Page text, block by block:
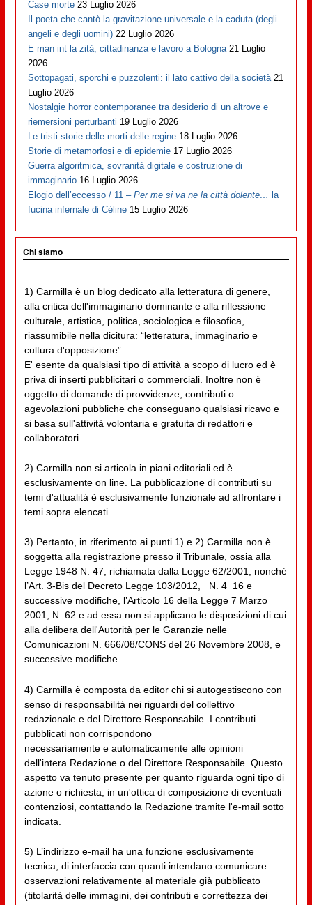
Case morte 23 Luglio 2026
Il poeta che cantò la gravitazione universale e la caduta (degli
angeli e degli uomini) 22 Luglio 2026
E man int la zità, cittadinanza e lavoro a Bologna 21 Luglio
2026
Sottopagati, sporchi e puzzolenti: il lato cattivo della società 21
Luglio 2026
Nostalgie horror contemporanee tra desiderio di un altrove e
riemersioni perturbanti 19 Luglio 2026
Le tristi storie delle morti delle regine 18 Luglio 2026
Storie di metamorfosi e di epidemie 17 Luglio 2026
Guerra algoritmica, sovranità digitale e costruzione di
immaginario 16 Luglio 2026
Elogio dell’eccesso / 11 –Per me si va ne la città dolente… la
fucina infernale di Cèline 15 Luglio 2026
Chi siamo
1) Carmilla è un blog dedicato alla letteratura di genere,
alla critica dell'immaginario dominante e alla riflessione
culturale, artistica, politica, sociologica e filosofica,
riassumibile nella dicitura: “letteratura, immaginario e
cultura d'opposizione”.
E' esente da qualsiasi tipo di attività a scopo di lucro ed è
priva di inserti pubblicitari o commerciali. Inoltre non è
oggetto di domande di provvidenze, contributi o
agevolazioni pubbliche che conseguano qualsiasi ricavo e
si basa sull'attività volontaria e gratuita di redattori e
collaboratori.
2) Carmilla non si articola in piani editoriali ed è
esclusivamente on line. La pubblicazione di contributi su
temi d'attualità è esclusivamente funzionale ad affrontare i
temi sopra elencati.
3) Pertanto, in riferimento ai punti 1) e 2) Carmilla non è
soggetta alla registrazione presso il Tribunale, ossia alla
Legge 1948 N. 47, richiamata dalla Legge 62/2001, nonché
l’Art. 3-Bis del Decreto Legge 103/2012, _N. 4_16 e
successive modifiche, l’Articolo 16 della Legge 7 Marzo
2001, N. 62 e ad essa non si applicano le disposizioni di cui
alla delibera dell'Autorità per le Garanzie nelle
Comunicazioni N. 666/08/CONS del 26 Novembre 2008, e
successive modifiche.
4) Carmilla è composta da editor chi si autogestiscono con
senso di responsabilità nei riguardi del collettivo
redazionale e del Direttore Responsabile. I contributi
pubblicati non corrispondono
necessariamente e automaticamente alle opinioni
dell'intera Redazione o del Direttore Responsabile. Questo
aspetto va tenuto presente per quanto riguarda ogni tipo di
azione o richiesta, in un'ottica di composizione di eventuali
contenziosi, contattando la Redazione tramite l'e-mail sotto
indicata.
5) L’indirizzo e-mail ha una funzione esclusivamente
tecnica, di interfaccia con quanti intendano comunicare
osservazioni relativamente al materiale già pubblicato
(titolarità delle immagini, dei contributi e correttezza dei